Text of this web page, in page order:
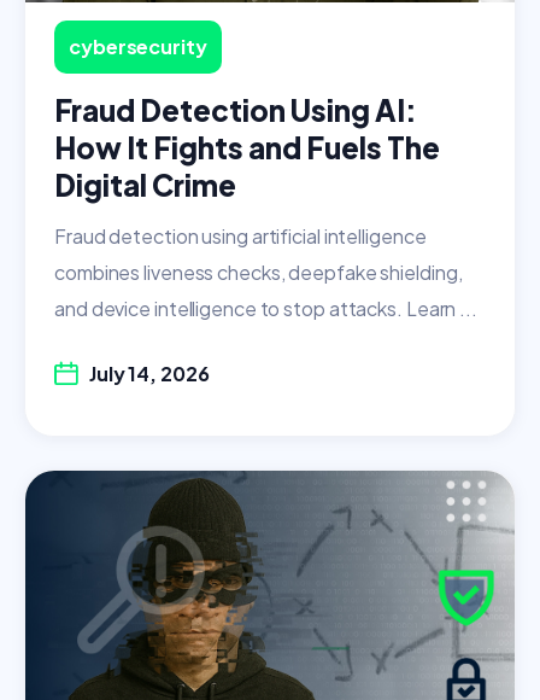
cybersecurity
Fraud Detection Using AI:
How It Fights and Fuels The
Digital Crime
Fraud detection using artificial intelligence
combines liveness checks, deepfake shielding,
and device intelligence to stop attacks. Learn ...
July 14, 2026